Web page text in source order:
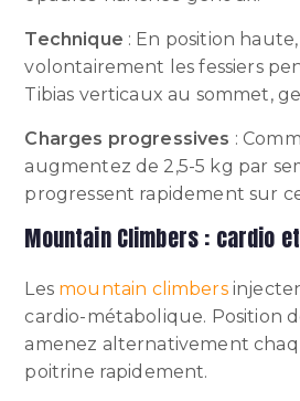
Technique : En position
volontairement les fessiers
Tibias verticaux au sommet,
Charges progressives :
augmentez de 2,5-5 kg par
progressent rapidement sur
Mountain Climbers : cardio
Les mountain climbers
cardio-métabolique. Position
amenez alternativement
poitrine rapidement.